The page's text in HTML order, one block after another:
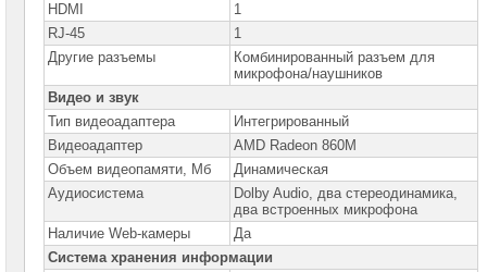
Компьютеры
Brand
Name
Принтеры
плоттеры
МФУ
Серверы
Brand
Name
Пассивное
сетевое
оборудование
HDMI
1
RJ-45
1
Другие разъемы
Комбинированный разъем для
микрофона/наушников
Видео и звук
Тип видеоадаптера
Интегрированный
Видеоадаптер
AMD Radeon 860M
Объем видеопамяти, Мб
Динамическая
Аудиосистема
Dolby Audio, два стереодинамика,
два встроенных микрофона
Наличие Web-камеры
Да
Система хранения информации